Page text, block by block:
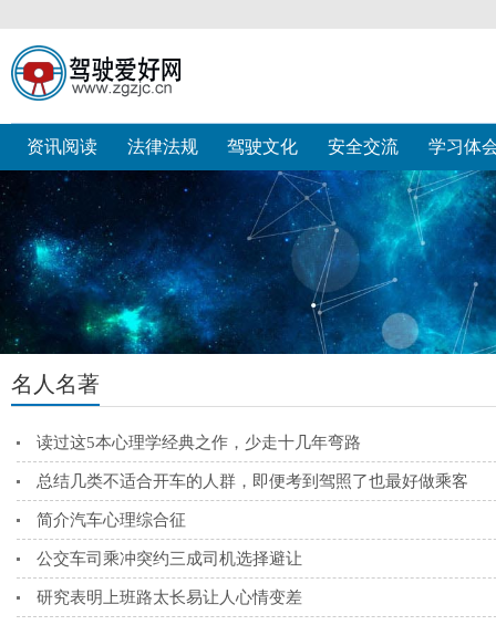
资讯阅读 法律法规 驾驶文化 安全交流 学习体
名人名著
读过这5本心理学经典之作，少走十几年弯路
总结几类不适合开车的人群，即便考到驾照了也最好做乘客
简介汽车心理综合征
公交车司乘冲突约三成司机选择避让
研究表明上班路太长易让人心情变差